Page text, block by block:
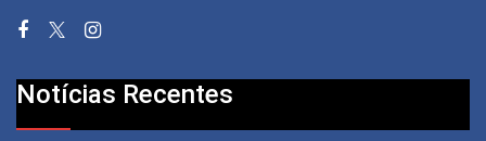
Notícias Recentes